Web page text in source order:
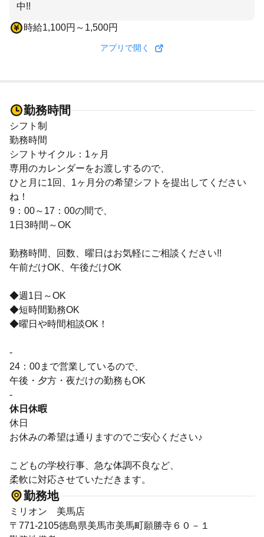
中!!
時給1,100円～1,500円
アプリで開く
勤務時間
シフト制
勤務時間
シフトサイクル：1ヶ月
専用のカレンダーをお渡しするので、
ひと月に1回、1ヶ月分の希望シフトを提出してください
ね！
9：00～17：00の間で、
1日3時間～OK
勤務時間、回数、曜日はお気軽にご相談ください!!
午前だけOK、午後だけOK
◆週1日～OK
◆短時間勤務OK
◆曜日や時間相談OK！
-
24：00まで営業しているので、
午後・夕方・夜だけの勤務もOK
-
休日休暇
休日
お休みの希望は通りますのでご安心ください♪
こどもの学校行事、急な体調不良など、
柔軟に対応させていただきます。
勤務地
ミリオン 美馬店
〒771-2105徳島県美馬市美馬町願勝寺６０－１